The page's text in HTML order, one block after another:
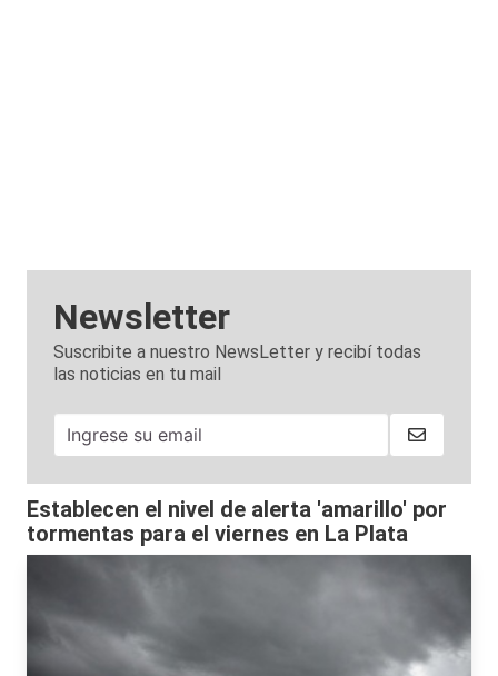
Newsletter
Suscribite a nuestro NewsLetter y recibí todas
las noticias en tu mail
Establecen el nivel de alerta 'amarillo' por
tormentas para el viernes en La Plata